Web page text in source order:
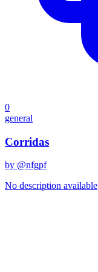
0
general
Corridas
by @nfgpf
No description available